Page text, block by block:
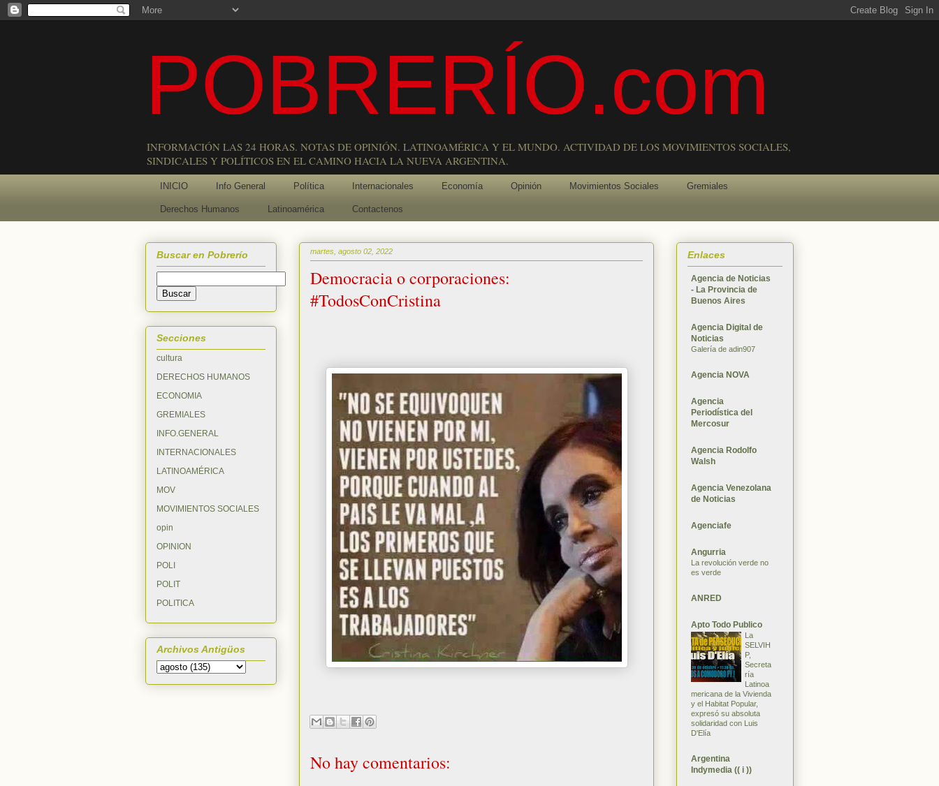
POBRERÍO.com
INFORMACIÓN LAS 24 HORAS. NOTAS DE OPINIÓN. LATINOAMÉRICA Y EL MUNDO. ACTIVIDAD DE LOS MOVIMIENTOS SOCIALES,
SINDICALES Y POLÍTICOS EN EL CAMINO HACIA LA NUEVA ARGENTINA.
INICIO Info General Política Internacionales Economía Opinión Movimientos Sociales Gremiales
Derechos Humanos Latinoamérica Contactenos
martes, agosto 02, 2022
Democracia o corporaciones:
#TodosConCristina
No hay comentarios:
Buscar en Pobrerío
Secciones
cultura
DERECHOS HUMANOS
ECONOMIA
GREMIALES
INFO.GENERAL
INTERNACIONALES
LATINOAMÉRICA
MOV
MOVIMIENTOS SOCIALES
opin
OPINION
POLI
POLIT
POLITICA
Archivos Antigüos
Enlaces
Agencia de Noticias
- La Provincia de
Buenos Aires
Agencia Digital de
Noticias
Galería de adin907
Agencia NOVA
Agencia
Periodística del
Mercosur
Agencia Rodolfo
Walsh
Agencia Venezolana
de Noticias
Agenciafe
Angurria
La revolución verde no
es verde
ANRED
Apto Todo Publico
La
SELVIH
P,
Secreta
ría
Latinoa
mericana de la Vivienda
y el Habitat Popular,
expresó su absoluta
solidaridad con Luis
D'Elía
Argentina
Indymedia (( i ))